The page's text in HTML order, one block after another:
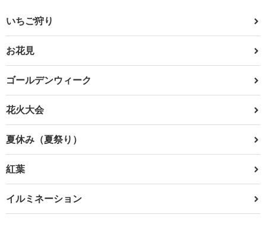
いちご狩り
お花見
ゴールデンウィーク
花火大会
夏休み（夏祭り）
紅葉
イルミネーション